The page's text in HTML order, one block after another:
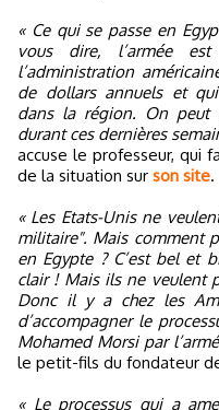
« Ce qui se passe en
vous dire, l’armée
l’administration
de dollars annuels et
dans la région. On peut
durant ces dernières
accuse le professeur, qui
de la situation sur son site.
« Les Etats-Unis ne
militaire". Mais comment
en Egypte ? C’est bel et
clair ! Mais ils ne veulent
Donc il y a chez les
d’accompagner le
Mohamed Morsi par
le petit-fils du fondateur
« Le processus qui a